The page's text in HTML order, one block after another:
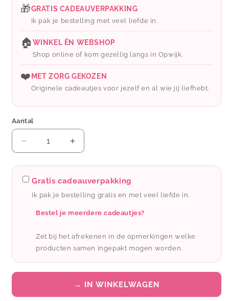
🎁GRATIS CADEAUVERPAKKING
Ik pak je bestelling met veel liefde in.
🏠 WINKEL ÉN WEBSHOP
Shop online of kom gezellig langs in Opwijk.
❤️ MET ZORG GEKOZEN
Originele cadeautjes voor jezelf en al wie jij liefhebt.
Aantal
Aantal
verlagen
voor
The
gifts:
Wijnballen
Snoep
Zomaar
iets
liefs
jou
Aantal
verhogen
voor
The
gifts:
Wijnballen
Snoep
-
Zomaar
iets
liefs
voor
jou
Gratis cadeauverpakking
Ik pak je bestelling gratis en met veel liefde in.
Bestel je meerdere cadeautjes?
Zet bij het afrekenen in de opmerkingen welke
producten samen ingepakt mogen worden.
→ IN WINKELWAGEN